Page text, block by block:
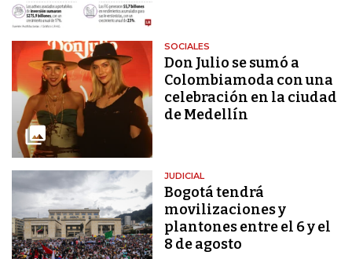
SOCIALES
Don Julio se sumó a
Colombiamoda con una
celebración en la ciudad
de Medellín
JUDICIAL
Bogotá tendrá
movilizaciones y
plantones entre el 6 y el
8 de agosto